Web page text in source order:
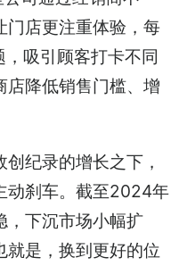
门店更注重体验，每
吸引顾客打卡不同
店降低销售门槛、增
纪录的增长之下，
动刹车。截至2024年
，下沉市场小幅扩
就是，换到更好的位